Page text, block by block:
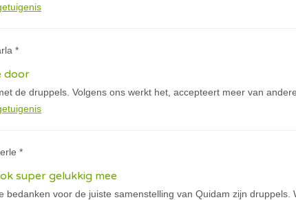
*
door
de druppels. Volgens ons werkt het, accepteert meer van
*
super gelukkig mee
bedanken voor de juiste samenstelling van Quidam zijn